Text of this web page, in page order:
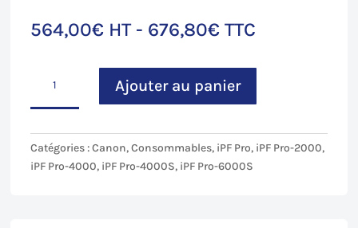
564,00€ HT - 676,80€ TTC
Tête
PF-
10
Ajouter au panier
Catégories : Canon,Consommables, iPF Pro, iPF Pro-2000,
iPF Pro-4000, iPF Pro-4000S, iPF Pro-6000S